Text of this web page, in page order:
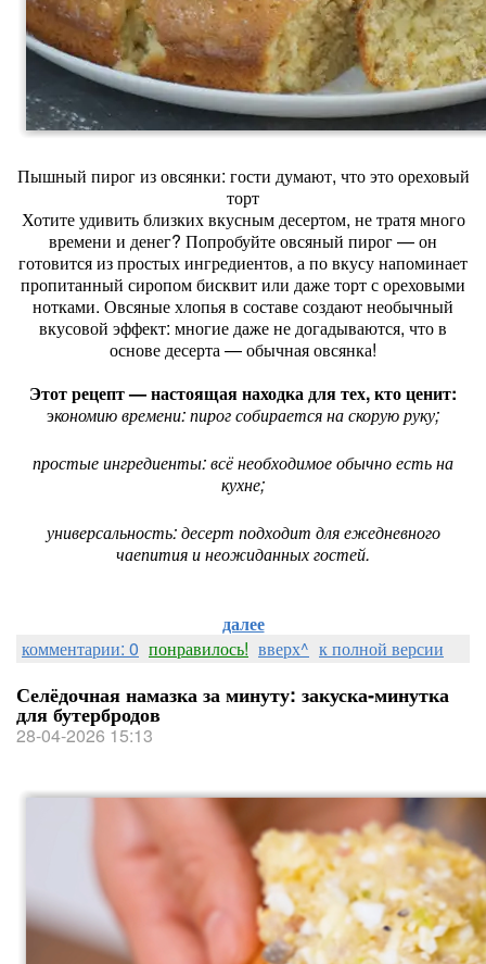
Пышный пирог из овсянки: гости думают, что это ореховый
торт
Хотите удивить близких вкусным десертом, не тратя много
времени и денег? Попробуйте овсяный пирог — он
готовится из простых ингредиентов, а по вкусу напоминает
пропитанный сиропом бисквит или даже торт с ореховыми
нотками. Овсяные хлопья в составе создают необычный
вкусовой эффект: многие даже не догадываются, что в
основе десерта — обычная овсянка!
Этот рецепт — настоящая находка для тех, кто ценит:
экономию времени: пирог собирается на скорую руку;
простые ингредиенты: всё необходимое обычно есть на
кухне;
универсальность: десерт подходит для ежедневного
чаепития и неожиданных гостей.
далее
комментарии: 0 понравилось! вверх^ к полной версии
Селёдочная намазка за минуту: закуска‑минутка
для бутербродов
28-04-2026 15:13